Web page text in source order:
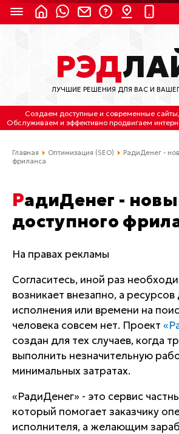
8 (800) 550-9899
Мск)
Бесплатно по России
(4212) 658-653
(4212) 637-673
Отдельный вход \
Пн-пт. с 9:30 до 18:30
РЭД
ЛУЧШИЕ РЕШЕНИЯ ДЛЯ ВАС И
Создаем доступные и современные сайты
Обслуживаем и эффективно продвигаем
Главная Оптимизация (SEO)
РадиДенег -
фриланса
РадиДенег - новый проект
доступного
На правах рекламы
Согласитесь, иной раз
возникает внезапно, а ресурсов
исполнения или времени на
человека совсем нет. Проект
создан для тех случаев, когда
выполнить незначительную
минимальных затратах.
«РадиДенег» - это сервис
который помогает заказчику
исполнителя, а желающим